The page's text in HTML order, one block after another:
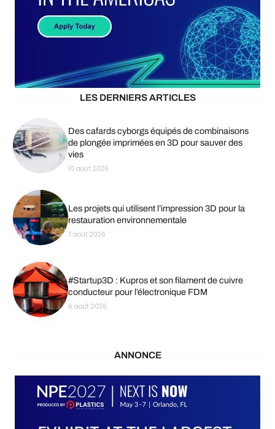
LES DERNIERS ARTICLES
Des cafards cyborgs équipés de combinaisons
de plongée imprimées en 3D pour sauver des
vies
10 août 2026
Les projets qui utilisent l’impression 3D pour la
restauration environnementale
7 août 2026
#Startup3D : Kupros et son filament de cuivre
conducteur pour l’électronique FDM
6 août 2026
ANNONCE